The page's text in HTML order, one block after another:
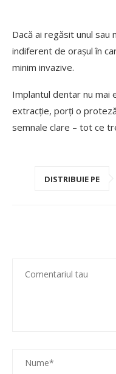
Dacă ai regăsit unul sau
indiferent de orașul în
minim invazive.
Implantul dentar nu mai
extracție, porți o
semnale clare – tot ce
DISTRIBUIE PE